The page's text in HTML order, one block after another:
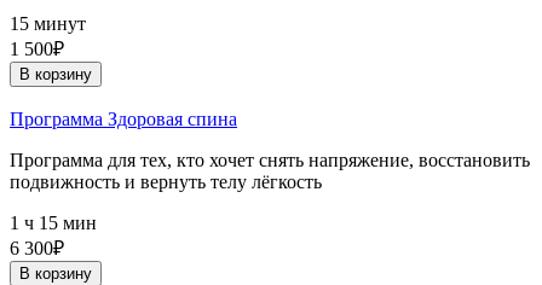
15 минут
1 500₽
В корзину
Программа Здоровая спина
Программа для тех, кто хочет снять напряжение, восстановить
подвижность и вернуть телу лёгкость
1 ч 15 мин
6 300₽
В корзину